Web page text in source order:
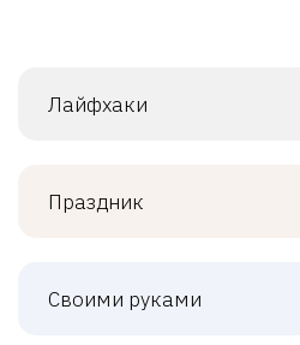
Лайфхаки
Праздник
Своими руками